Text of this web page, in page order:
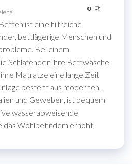
0
ist eine hilfreiche
bettlägerige Menschen und
Bei einem
Schlafenden ihre Bettwäsche
Matratze eine lange Zeit
besteht aus modernen,
und Geweben, ist bequem
wasserabweisende
das Wohlbefindem erhöht.